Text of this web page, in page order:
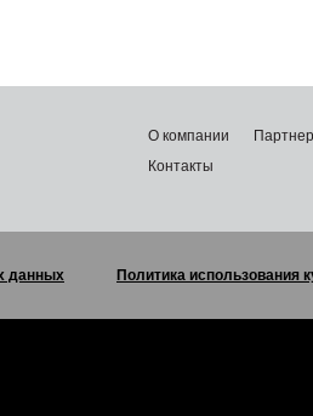
О компании
Контакты
данных Политика использования